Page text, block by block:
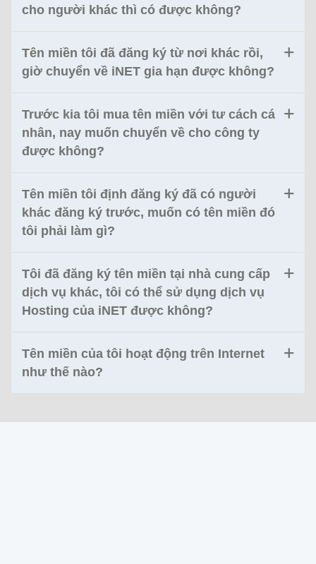
cho người khác thì có được không?
Tên miền tôi đã đăng ký từ nơi khác rồi,
giờ chuyển về iNET gia hạn được không?
Trước kia tôi mua tên miền với tư cách cá
nhân, nay muốn chuyển về cho công ty
được không?
Tên miền tôi định đăng ký đã có người
khác đăng ký trước, muốn có tên miền đó
tôi phải làm gì?
Tôi đã đăng ký tên miền tại nhà cung cấp
dịch vụ khác, tôi có thể sử dụng dịch vụ
Hosting của iNET được không?
Tên miền của tôi hoạt động trên Internet
như thế nào?